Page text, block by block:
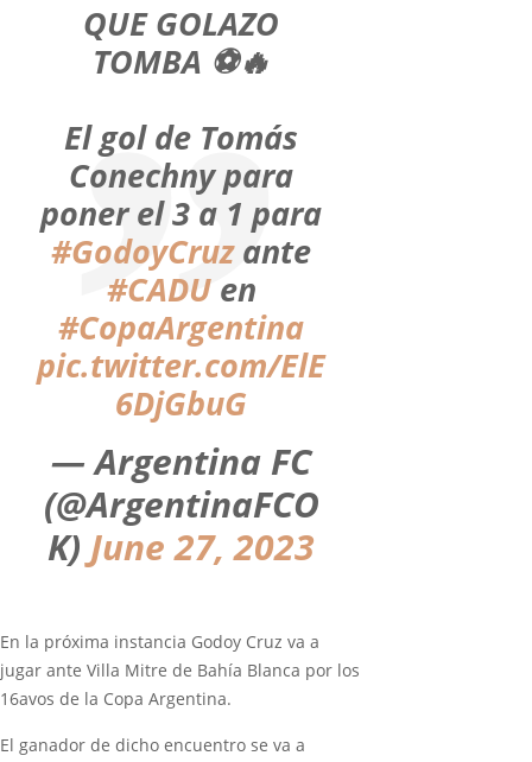
QUE GOLAZO
TOMBA ⚽️🔥
El gol de Tomás
Conechny para
poner el 3 a 1 para
#GodoyCruzante
#CADUen
#CopaArgentina
pic.twitter.com/ElE
6DjGbuG
— Argentina FC
(@ArgentinaFCO
K) June 27, 2023
En la próxima instancia Godoy Cruz va a
jugar ante Villa Mitre de Bahía Blanca por los
16avos de la Copa Argentina.
El ganador de dicho encuentro se va a